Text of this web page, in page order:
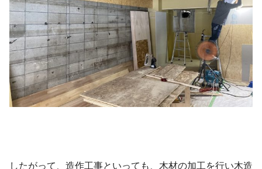
したがって、造作工事といっても、木材の加工を行い木造